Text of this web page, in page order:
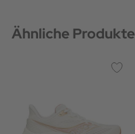
Ähnliche Produkte